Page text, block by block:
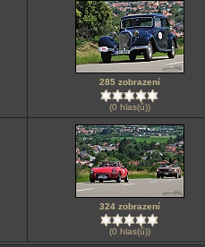
285 zobrazení
(0 hlas(ů))
324 zobrazení
(0 hlas(ů))